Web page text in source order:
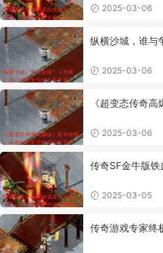
2025-03-06
纵横沙城，谁与
2025-03-06
《超变态传奇
2025-03-06
传奇SF金牛版
2025-03-05
传奇游戏专家终